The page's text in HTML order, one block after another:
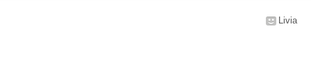
Livia